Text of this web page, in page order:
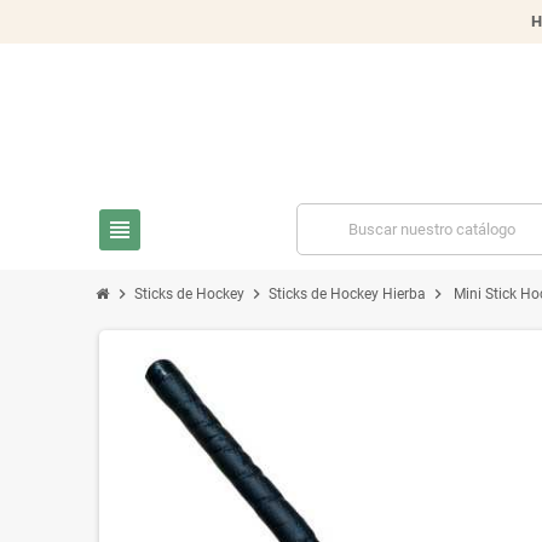
view_headline
chevron_right Sticks de Hockey chevron_right Sticks de Hockey Hierba chevron_right Mini Stick